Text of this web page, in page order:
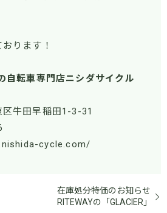
ります！
転車専門店ニシダサイクル
牛田早稲田1-3-31
cycle.com/
在庫処分特価のお知らせ
RITEWAYの「GLACIER」